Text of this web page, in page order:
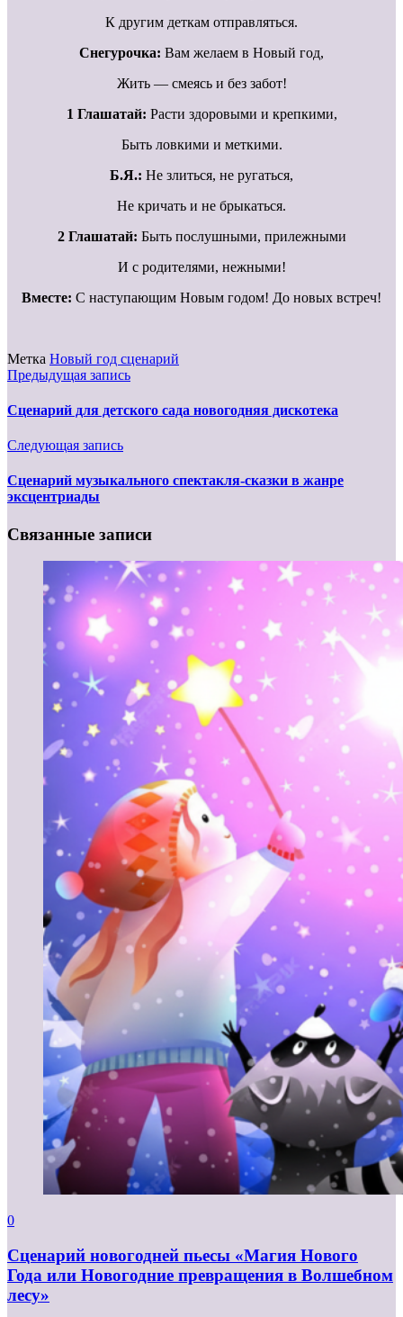
К другим деткам отправляться.
Снегурочка: Вам желаем в Новый год,
Жить — смеясь и без забот!
1 Глашатай: Расти здоровыми и крепкими,
Быть ловкими и меткими.
Б.Я.: Не злиться, не ругаться,
Не кричать и не брыкаться.
2 Глашатай: Быть послушными, прилежными
И с родителями, нежными!
Вместе: С наступающим Новым годом! До новых встреч!
Метка Новый год сценарий
Предыдущая запись
Сценарий для детского сада новогодняя дискотека
Следующая запись
Сценарий музыкального спектакля-сказки в жанре
эксцентриады
Связанные записи
0
Сценарий новогодней пьесы «Магия Нового
Года или Новогодние превращения в Волшебном
лесу»